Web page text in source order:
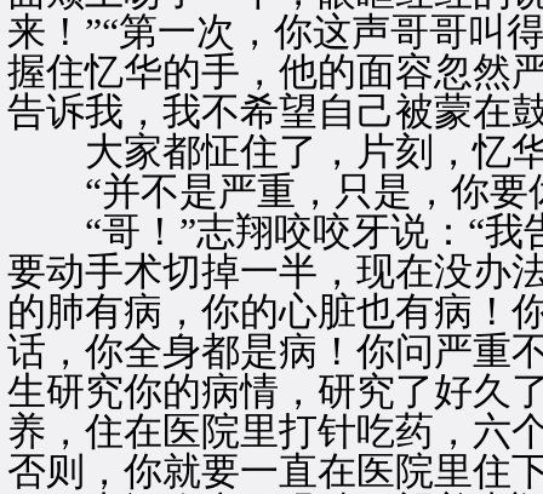
来！”“第一次，你这声哥哥叫
握住忆华的手，他的面容忽然
告诉我，我不希望自己被蒙在
大家都怔住了，片刻，忆
“并不是严重，只是，你要
“哥！”志翔咬咬牙说：“我
要动手术切掉一半，现在没办
的肺有病，你的心脏也有病！
话，你全身都是病！你问严重
生研究你的病情，研究了好久
养，住在医院里打针吃药，六
否则，你就要一直在医院里住